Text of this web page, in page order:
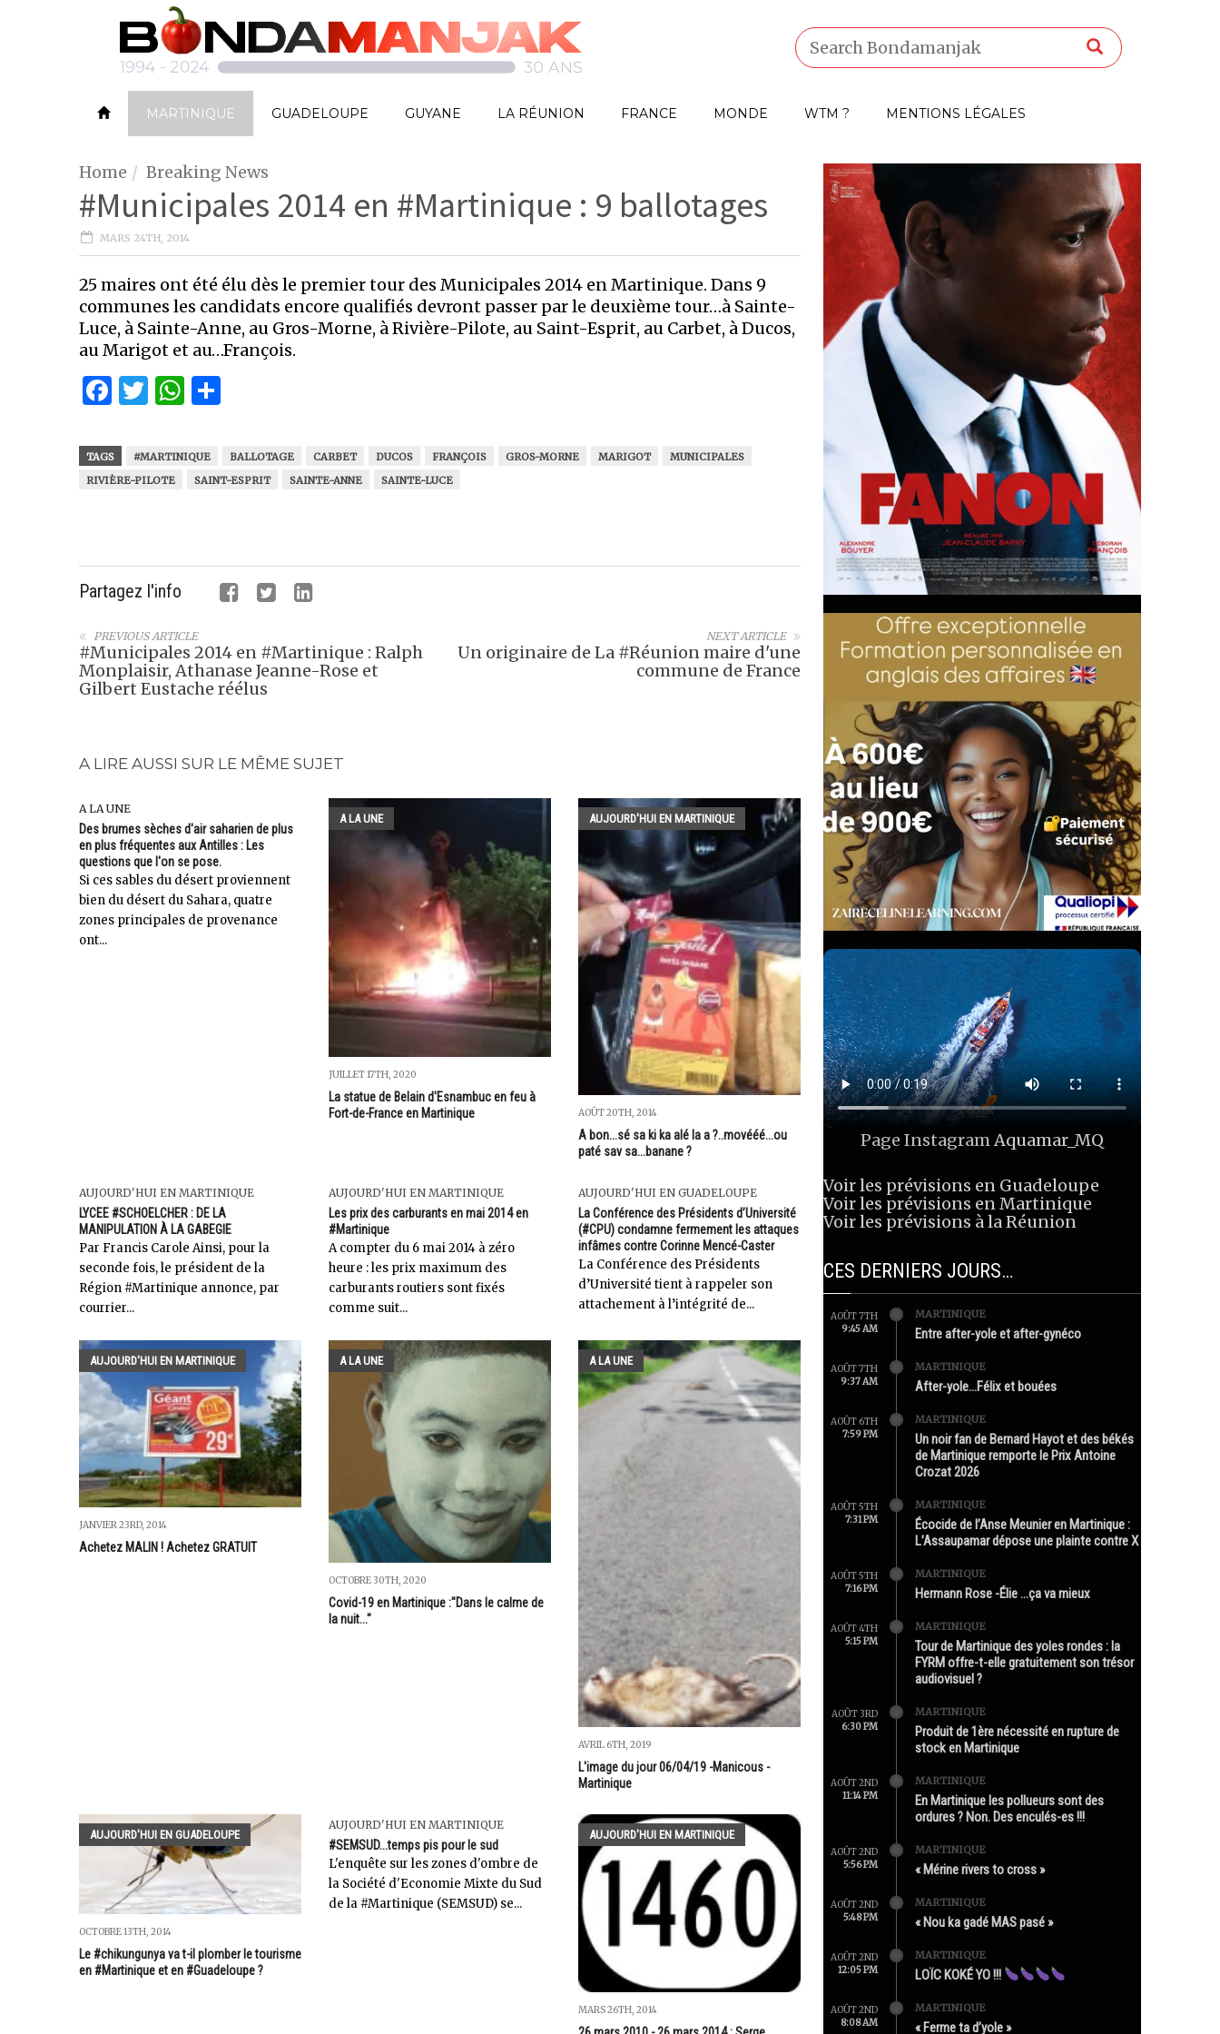
MARTINIQUE GUADELOUPE GUYANE LA RÉUNION FRANCE MONDE WTM ? MENTIONS LÉGALES
Home Breaking News
#Municipales 2014 en #Martinique : 9 ballotages
MARS 24TH, 2014
25 maires ont été élu dès le premier tour des Municipales 2014 en Martinique. Dans 9
communes les candidats encore qualifiés devront passer par le deuxième tour…à Sainte-
Luce, à Sainte-Anne, au Gros-Morne, à Rivière-Pilote, au Saint-Esprit, au Carbet, à Ducos,
au Marigot et au…François.
Facebook
Twitter
WhatsApp
TAGS #MARTINIQUE BALLOTAGE CARBET DUCOS FRANÇOIS GROS-MORNE MARIGOT
MUNICIPALES
RIVIÈRE-PILOTE
SAINT-ESPRIT SAINTE-ANNE SAINTE-LUCE
Partagez l'info
NEXT ARTICLE
Un originaire de La #Réunion maire d'une
commune de France
PREVIOUS ARTICLE
#Municipales 2014 en #Martinique : Ralph
Monplaisir, Athanase Jeanne-Rose et
Gilbert Eustache réélus
A LIRE AUSSI SUR LE MÊME SUJET
A LA UNE
Des brumes sèches d'air saharien de plus
en plus fréquentes aux Antilles : Les
questions que l'on se pose.
Si ces sables du désert proviennent
bien du désert du Sahara, quatre
zones principales de provenance
ont...
A LA UNE
JUILLET 17TH, 2020
La statue de Belain d'Esnambuc en feu à
Fort-de-France en Martinique
AUJOURD'HUI EN MARTINIQUE
AOÛT 20TH, 2014
A bon...sé sa ki ka alé la a ?..movééé...ou
paté sav sa...banane ?
AUJOURD'HUI EN MARTINIQUE
LYCEE #SCHOELCHER : DE LA
MANIPULATION À LA GABEGIE
Par Francis Carole Ainsi, pour la
seconde fois, le président de la
Région #Martinique annonce, par
courrier...
AUJOURD'HUI EN MARTINIQUE
Les prix des carburants en mai 2014 en
#Martinique
A compter du 6 mai 2014 à zéro
heure : les prix maximum des
carburants routiers sont fixés
comme suit...
AUJOURD'HUI EN GUADELOUPE
La Conférence des Présidents d’Université
(#CPU) condamne fermement les attaques
infâmes contre Corinne Mencé-Caster
La Conférence des Présidents
d’Université tient à rappeler son
attachement à l’intégrité de...
AUJOURD'HUI EN MARTINIQUE
JANVIER 23RD, 2014
Achetez MALIN ! Achetez GRATUIT
A LA UNE
OCTOBRE 30TH, 2020
Covid-19 en Martinique :"Dans le calme de
la nuit..."
A LA UNE
AVRIL 6TH, 2019
L'image du jour 06/04/19 -Manicous -
Martinique
AUJOURD'HUI EN GUADELOUPE
OCTOBRE 13TH, 2014
Le #chikungunya va t-il plomber le tourisme
en #Martinique et en #Guadeloupe ?
AUJOURD'HUI EN MARTINIQUE
#SEMSUD...temps pis pour le sud
L'enquête sur les zones d'ombre de
la Société d'Economie Mixte du Sud
de la #Martinique (SEMSUD) se...
AUJOURD'HUI EN MARTINIQUE
MARS 26TH, 2014
Page InstagramAquamar_MQ
Voir les prévisions en Guadeloupe
Voir les prévisions en Martinique
Voir les prévisions à la Réunion
CES DERNIERS JOURS…
AOÛT 7TH
9:45 AM
MARTINIQUE
Entre after-yole et after-gynéco
AOÛT 7TH
9:37 AM
MARTINIQUE
After-yole…Félix et bouées
AOÛT 6TH
7:59 PM
MARTINIQUE
Un noir fan de Bernard Hayot et des békés
de Martinique remporte le Prix Antoine
Crozat 2026
AOÛT 5TH
7:31 PM
MARTINIQUE
Écocide de l’Anse Meunier en Martinique :
L’Assaupamar dépose une plainte contre X
AOÛT 5TH
7:16 PM
MARTINIQUE
Hermann Rose -Élie …ça va mieux
AOÛT 4TH
5:15 PM
MARTINIQUE
Tour de Martinique des yoles rondes : la
FYRM offre-t-elle gratuitement son trésor
audiovisuel ?
AOÛT 3RD
6:30 PM
MARTINIQUE
Produit de 1ère nécessité en rupture de
stock en Martinique
AOÛT 2ND
11:14 PM
MARTINIQUE
En Martinique les pollueurs sont des
ordures ? Non. Des enculés-es !!!
AOÛT 2ND
5:56 PM
MARTINIQUE
« Mérine rivers to cross »
AOÛT 2ND
5:48 PM
MARTINIQUE
« Nou ka gadé MAS pasé »
AOÛT 2ND
12:05 PM
MARTINIQUE
LOÏC KOKÉ YO !!!
AOÛT 2ND
8:08 AM
MARTINIQUE
« Ferme ta d’yole »